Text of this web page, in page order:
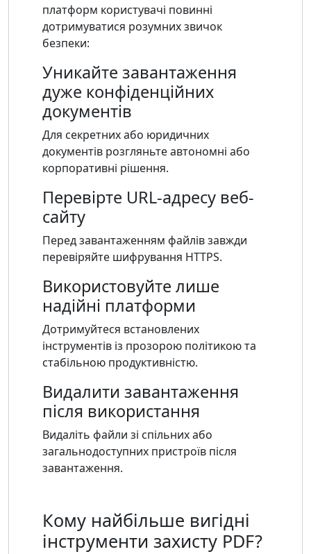
платформ користувачі повинні
дотримуватися розумних звичок
безпеки:
Уникайте завантаження
дуже конфіденційних
документів
Для секретних або юридичних
документів розгляньте автономні або
корпоративні рішення.
Перевірте URL-адресу веб-
сайту
Перед завантаженням файлів завжди
перевіряйте шифрування HTTPS.
Використовуйте лише
надійні платформи
Дотримуйтеся встановлених
інструментів із прозорою політикою та
стабільною продуктивністю.
Видалити завантаження
після використання
Видаліть файли зі спільних або
загальнодоступних пристроїв після
завантаження.
Кому найбільше вигідні
інструменти захисту PDF?